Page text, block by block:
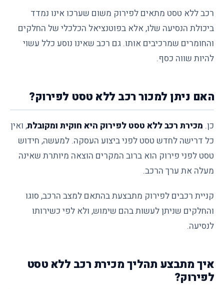
רכב ללא טסט מתאים לפירוק משום שערכו אינו נמדד
ביכולת הנסיעה שלו, אלא בפוטנציאל הכלכלי של החלקים
והחומרים שמרכיבים אותו. גם רכב שאינו נוסע כלל עשוי
להיות שווה כסף.
האם ניתן למכור רכב ללא טסט לפירוק?
כן. מכירת רכב ללא טסט לפירוק היא חוקית ומקובלת, ואין
כל דרישה לחדש טסט לפני ביצוע העסקה. למעשה, חידוש
טסט לפני פירוק הוא ברוב המקרים הוצאה מיותרת שאינה
מעלה את ערך הרכב.
קניית רכבים לפירוק מתבצעת בהתאם למצב הרכב, סוגו
והחלקים שניתן לעשות בהם שימוש, ולא לפי כשירותו
לנסיעה.
איך מתבצע תהליך מכירת רכב ללא טסט
לפירוק?